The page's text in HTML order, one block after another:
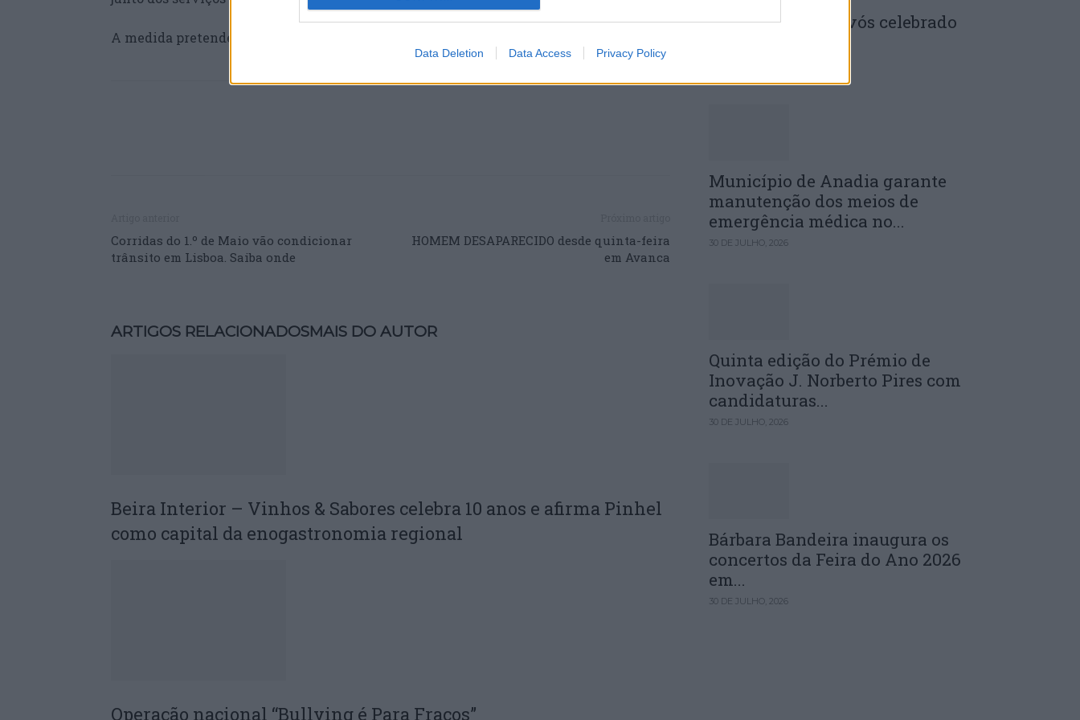
Data Deletion Data Access Privacy Policy
A medida pretende “estimular o turismo e o ambiente de negócios” no país.
Corridas do 1.º de Maio vão condicionar
trânsito em Lisboa. Saiba onde
HOMEM DESAPARECIDO desde quinta-feira
em Avanca
ARTIGOS RELACIONADOSMAIS DO AUTOR
Beira Interior – Vinhos & Sabores celebra 10 anos e afirma Pinhel
como capital da enogastronomia regional
Operação nacional “Bullying é Para Fracos”
Penela: Dia dos Avós celebrado
Município de Anadia garante
manutenção dos meios de
emergência médica no...
30 DE JULHO, 2026
Quinta edição do Prémio de
Inovação J. Norberto Pires com
candidaturas...
30 DE JULHO, 2026
Bárbara Bandeira inaugura os
concertos da Feira do Ano 2026
em...
30 DE JULHO, 2026